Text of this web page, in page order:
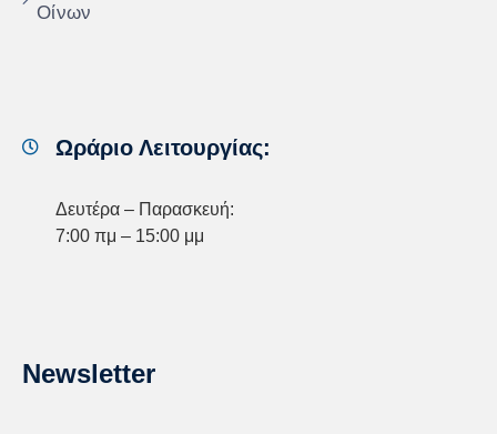
Οίνων
Ωράριο Λειτουργίας:
Δευτέρα – Παρασκευή:
7:00 πμ – 15:00 μμ
Newsletter